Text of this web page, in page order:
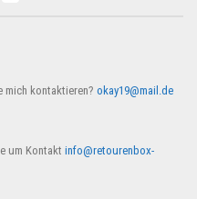
mich kontaktieren? okay19@mail.de
um Kontakt info@retourenbox-